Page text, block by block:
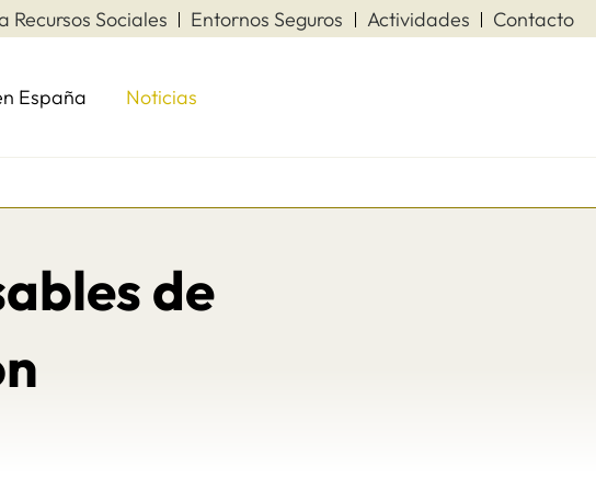
Recursos Sociales Entornos Seguros Actividades Contacto
España Noticias
de